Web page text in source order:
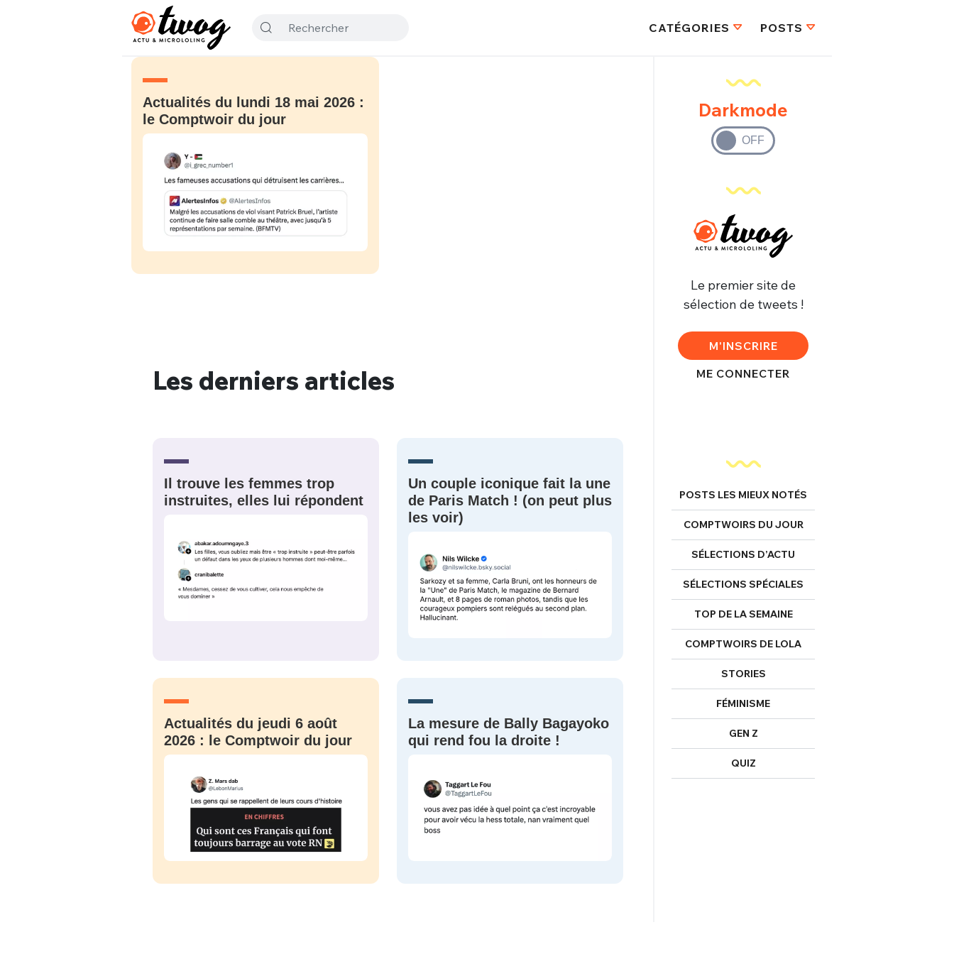
CATÉGORIES POSTS
Actualités du lundi 18 mai 2026 :
le Comptwoir du jour
Les derniers articles
Il trouve les femmes trop
instruites, elles lui répondent
Un couple iconique fait la une
de Paris Match ! (on peut plus
les voir)
Actualités du jeudi 6 août
2026 : le Comptwoir du jour
La mesure de Bally Bagayoko
qui rend fou la droite !
Darkmode
Le premier site de
sélection de tweets !
M'INSCRIRE
ME CONNECTER
POSTS LES MIEUX NOTÉS
COMPTWOIRS DU JOUR
SÉLECTIONS D’ACTU
SÉLECTIONS SPÉCIALES
TOP DE LA SEMAINE
COMPTWOIRS DE LOLA
STORIES
FÉMINISME
GEN Z
QUIZ
FERMER
PSEUDO
PASSWORD*
PSEUDO
Mot de passe perdu ?
CONNEXION
VOTRE PARTICIPATION
Que souhaitez-vous proposer ?
Quelques
tweets
Ma propre
sélection
Un Thread
C'EST PARTI